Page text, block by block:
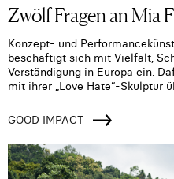
Zwölf Fragen an Mia
Konzept- und
beschäftigt sich mit Vielfalt,
Verständigung in Europa ein.
mit ihrer „Love Hate“-Skulptur
GOOD IMPACT